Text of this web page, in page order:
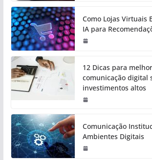
Como Lojas Virtuais
IA para
12 Dicas para
comunicação digital
investimentos altos
Comunicação
Ambientes Digitais